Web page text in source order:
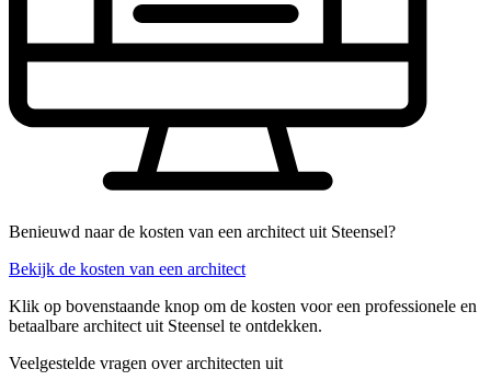
Benieuwd naar de kosten van een architect uit Steensel?
Bekijk de kosten van een architect
Klik op bovenstaande knop om de kosten voor een professionele en
betaalbare architect uit Steensel te ontdekken.
Veelgestelde vragen over architecten uit